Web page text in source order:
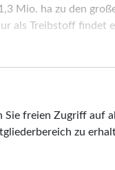
Mio. ha zu den
als Treibstoff findet
Sie freien Zugriff auf
zu